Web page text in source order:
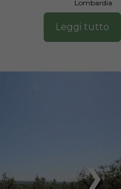
Lombardia
Leggi tutto
❯